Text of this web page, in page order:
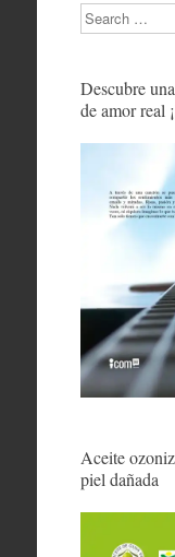
Search
Descubre
de amor real
Aceite
piel dañada